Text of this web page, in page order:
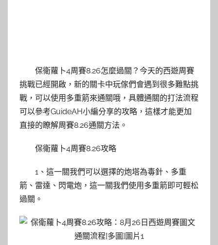
保衛蘿卜4周賽8.26怎麼過關？今天的西遊周賽
挑戰已經開啟，新的關卡中玩傢們會遇到很多難點挑
戰，可以使用多重箭來通關哦，具體通關的打法流程
可以參考GuideAH小編分享的攻略，這樣才能更加
直接的瞭解周賽8.26通關方法。
保衛蘿卜4周賽8.26攻略
1、這一關我們可以選擇的炮塔為毒針、多重
箭、雷達、閃電炮，這一關我們使用多重箭即可輕松
過關。